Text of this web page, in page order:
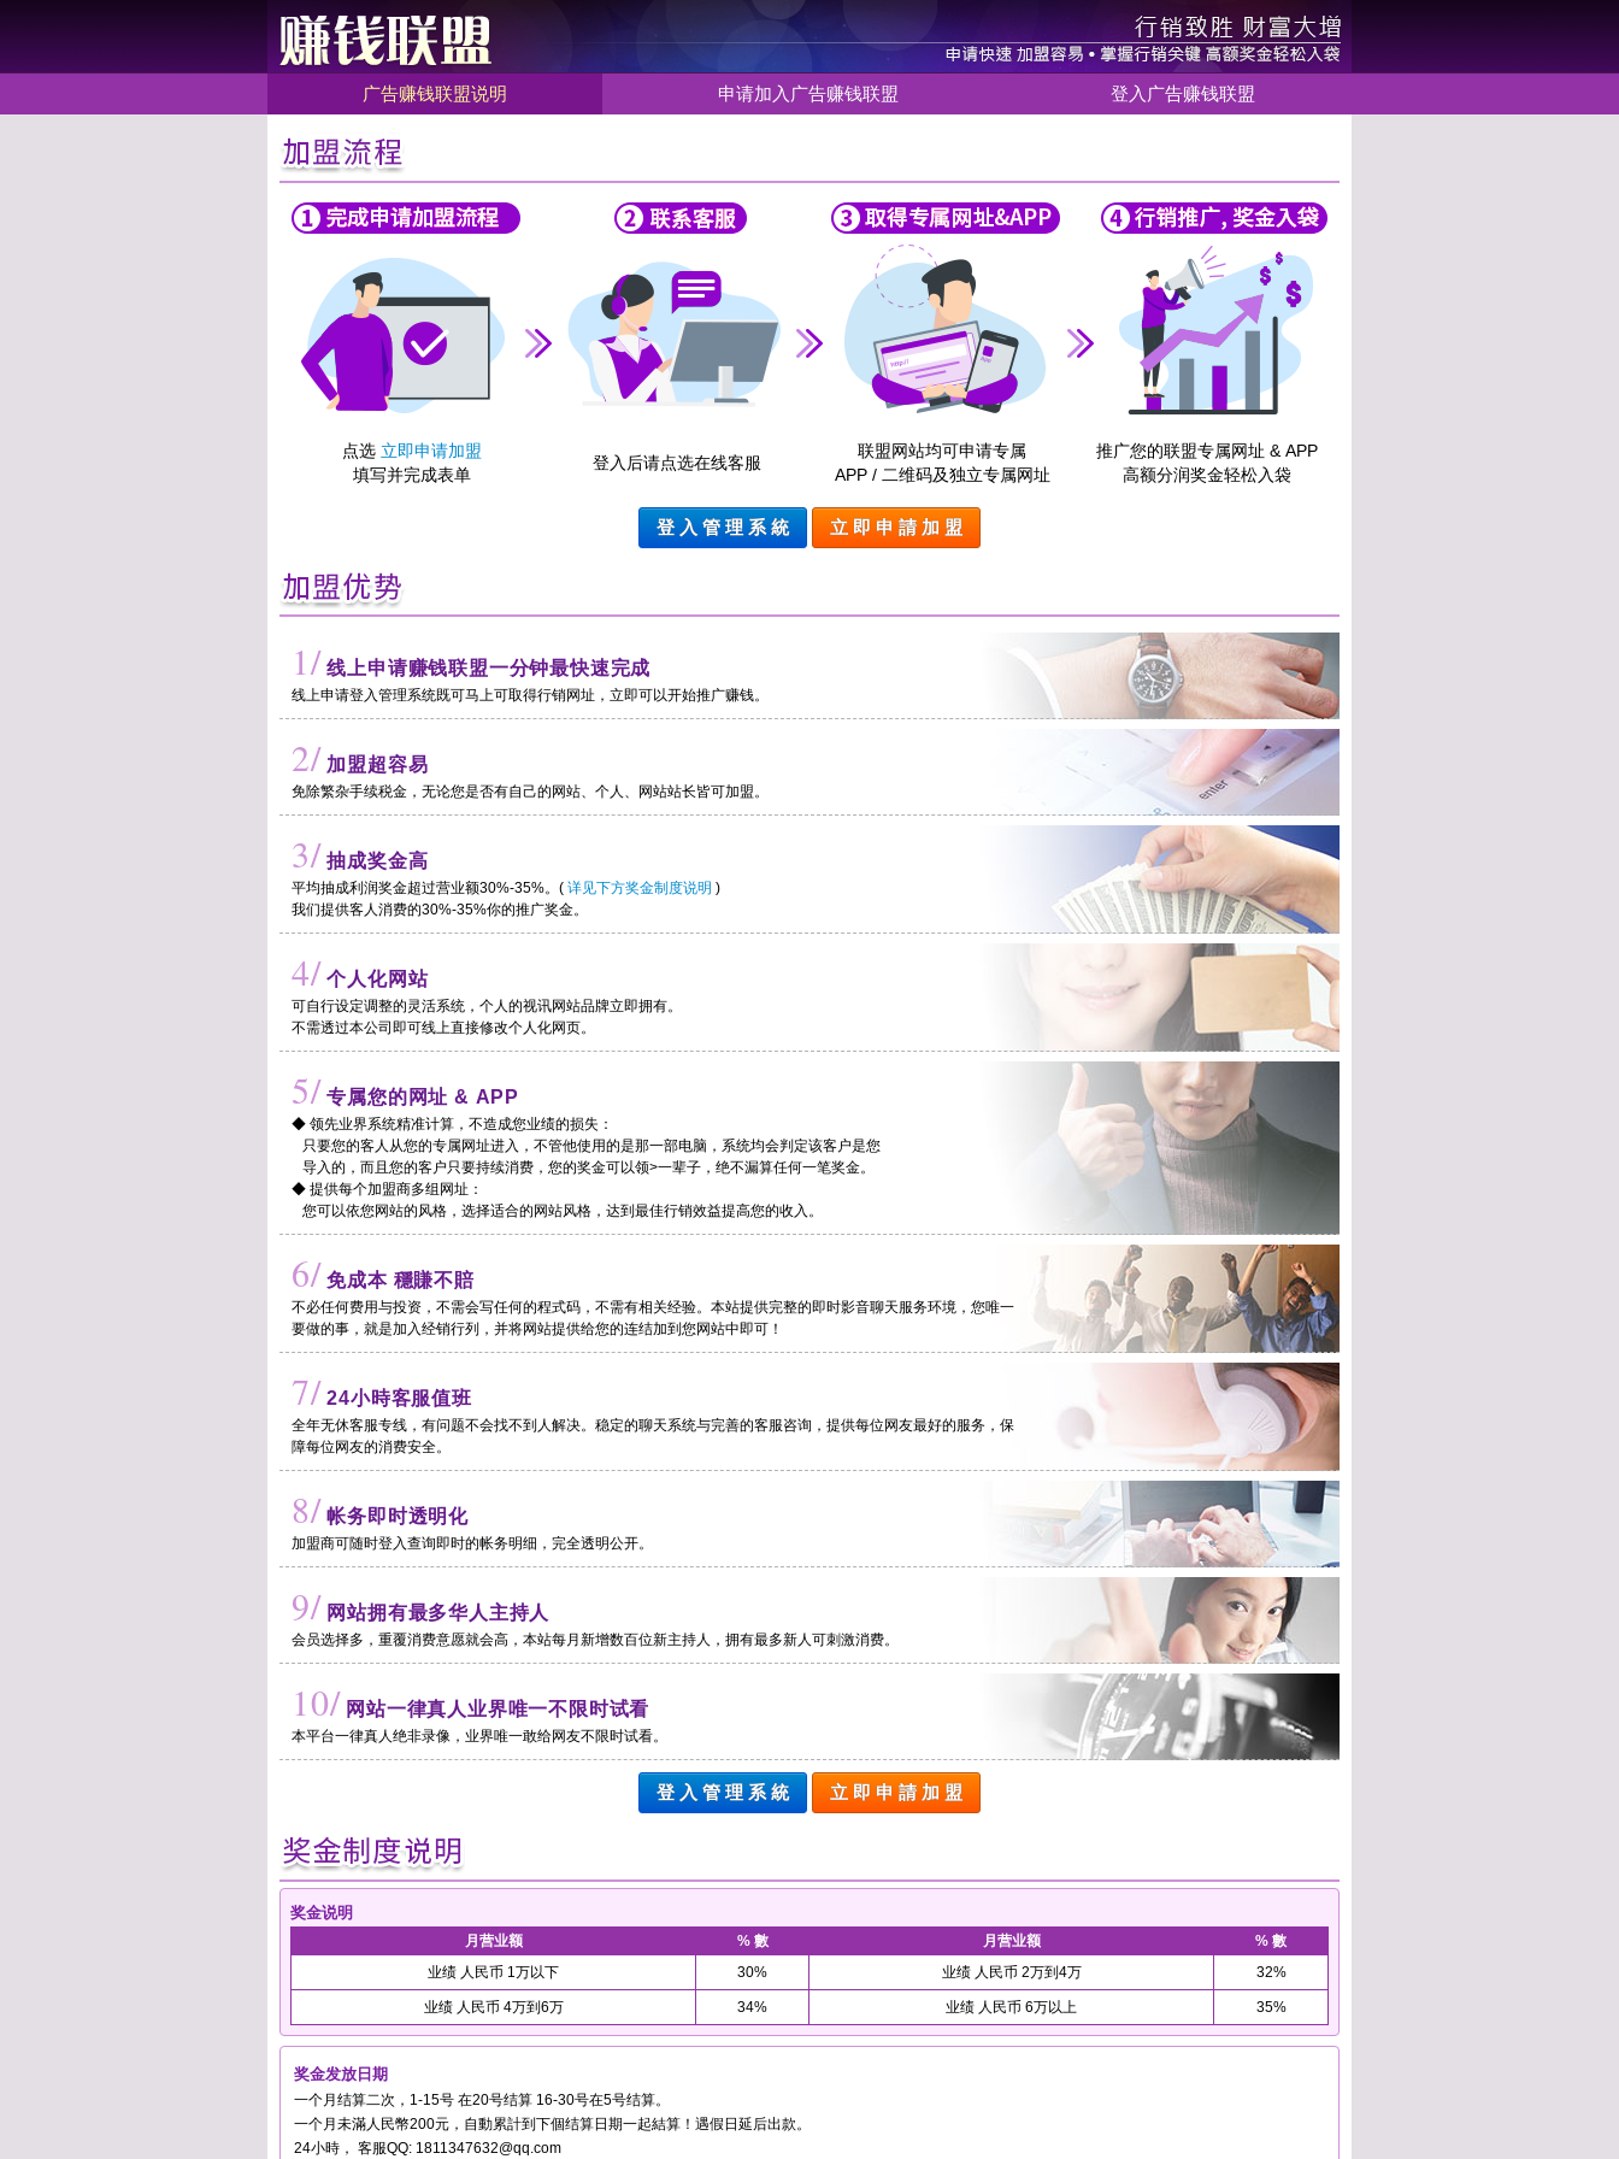
广告赚钱联盟说明 申请加入广告赚钱联盟 登入广告赚钱联盟
点选 立即申请加盟
填写并完成表单
登入后请点选在线客服
联盟网站均可申请专属
APP / 二维码及独立专属网址
推广您的联盟专属网址 & APP
高额分润奖金轻松入袋
登 入 管 理 系 統 立 即 申 請 加 盟
1/ 线上申请赚钱联盟一分钟最快速完成
线上申请登入管理系统既可马上可取得行销网址，立即可以开始推广赚钱。
2/ 加盟超容易
免除繁杂手续税金，无论您是否有自己的网站、个人、网站站长皆可加盟。
3/ 抽成奖金高
平均抽成利润奖金超过营业额30%-35%。( 详见下方奖金制度说明 )
我们提供客人消费的30%-35%你的推广奖金。
4/ 个人化网站
可自行设定调整的灵活系统，个人的视讯网站品牌立即拥有。
不需透过本公司即可线上直接修改个人化网页。
5/ 专属您的网址 & APP
◆ 领先业界系统精准计算，不造成您业绩的损失：
只要您的客人从您的专属网址进入，不管他使用的是那一部电脑，系统均会判定该客户是您
导入的，而且您的客户只要持续消费，您的奖金可以领>一辈子，绝不漏算任何一笔奖金。
◆ 提供每个加盟商多组网址：
您可以依您网站的风格，选择适合的网站风格，达到最佳行销效益提高您的收入。
6/ 免成本 穩賺不賠
不必任何费用与投资，不需会写任何的程式码，不需有相关经验。本站提供完整的即时影音聊天服务环境，您唯一
要做的事，就是加入经销行列，并将网站提供给您的连结加到您网站中即可！
7/ 24小時客服值班
全年无休客服专线，有问题不会找不到人解决。稳定的聊天系统与完善的客服咨询，提供每位网友最好的服务，保
障每位网友的消费安全。
8/ 帐务即时透明化
加盟商可随时登入查询即时的帐务明细，完全透明公开。
9/ 网站拥有最多华人主持人
会员选择多，重覆消费意愿就会高，本站每月新增数百位新主持人，拥有最多新人可刺激消费。
10/ 网站一律真人业界唯一不限时试看
本平台一律真人绝非录像，业界唯一敢给网友不限时试看。
登 入 管 理 系 統 立 即 申 請 加 盟
奖金说明
月营业额 % 數 月营业额
% 數
业绩 人民币 1万以下
30% 业绩 人民币 2万到4万 32%
业绩 人民币 4万到6万 34% 业绩 人民币 6万以上 35%
奖金发放日期
一个月结算二次，1-15号 在20号结算 16-30号在5号结算。
一个月未滿人民幣200元，自動累計到下個结算日期一起結算！遇假日延后出款。
24小時， 客服QQ: 1811347632@qq.com